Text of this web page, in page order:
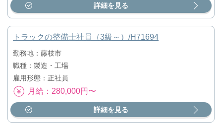
詳細を見る
トラックの整備士社員（3級～）/H71694
勤務地：藤枝市
職種：製造・工場
雇用形態：正社員
月給：280,000円〜
詳細を見る